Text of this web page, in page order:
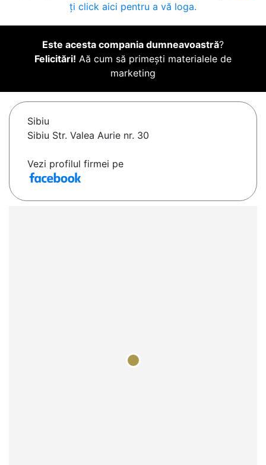
ți click aici pentru a vă loga.
Este acesta compania dumneavoastră?
Felicitări! Aă cum să primești materialele de
marketing
Sibiu
Sibiu Str. Valea Aurie nr. 30
Vezi profilul firmei pe